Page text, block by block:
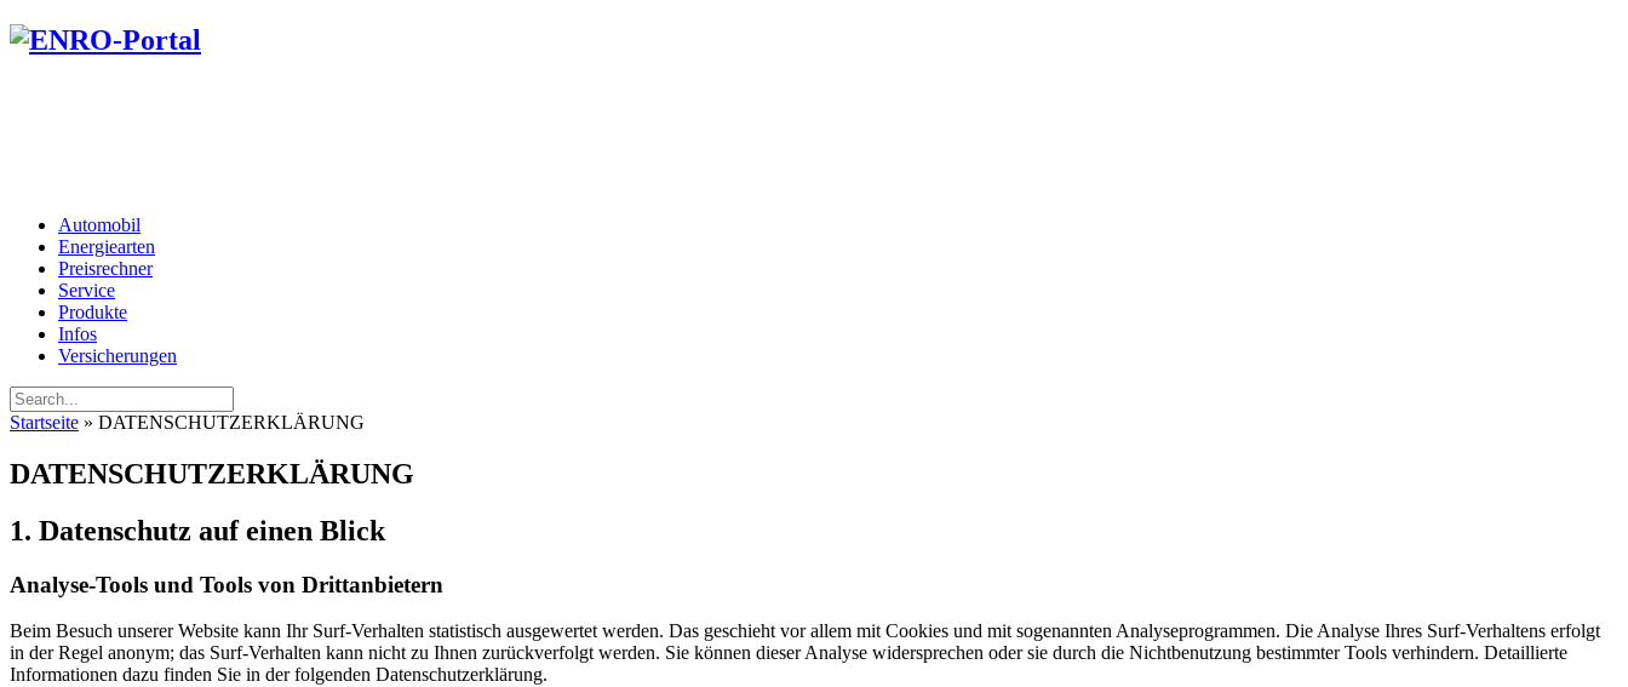
Automobil
Energiearten
Preisrechner
Service
Produkte
Infos
Versicherungen
Startseite » DATENSCHUTZERKLÄRUNG
DATENSCHUTZERKLÄRUNG
1. Datenschutz auf einen Blick
Analyse-Tools und Tools von Drittanbietern
Beim Besuch unserer Website kann Ihr Surf-Verhalten statistisch ausgewertet werden. Das geschieht vor allem mit Cookies und mit sogenannten Analyseprogrammen. Die Analyse Ihres Surf-Verhaltens erfolgt
in der Regel anonym; das Surf-Verhalten kann nicht zu Ihnen zurückverfolgt werden. Sie können dieser Analyse widersprechen oder sie durch die Nichtbenutzung bestimmter Tools verhindern. Detaillierte
Informationen dazu finden Sie in der folgenden Datenschutzerklärung.